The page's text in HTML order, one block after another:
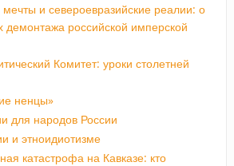
мечты и североевразийские реалии: о
демонтажа российской имперской
Комитет: уроки столетней
ненцы»
для народов России
и этноидиотизме
катастрофа на Кавказе: кто